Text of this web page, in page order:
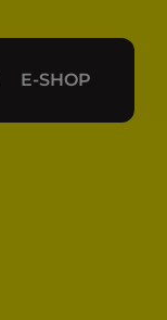
E-SHOP